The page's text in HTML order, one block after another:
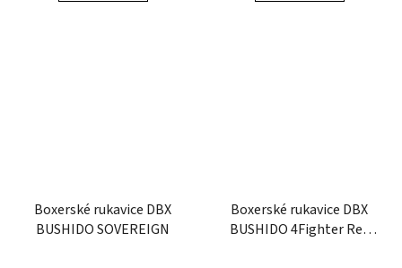
Boxerské rukavice DBX
BUSHIDO SOVEREIGN
Boxerské rukavice DBX
BUSHIDO 4Fighter Red